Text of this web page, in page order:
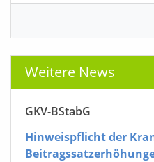
Weitere News
GKV-BStabG
Hinweispflicht der